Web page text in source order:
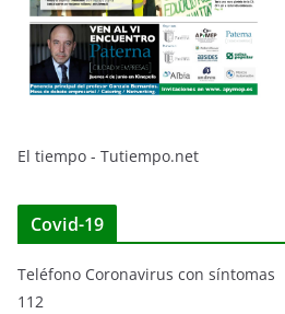
El tiempo - Tutiempo.net
Covid-19
Teléfono Coronavirus con síntomas
112